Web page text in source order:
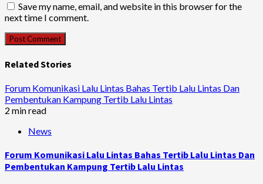
Save my name, email, and website in this browser for the
next time I comment.
Related Stories
Forum Komunikasi Lalu Lintas Bahas Tertib Lalu Lintas Dan
Pembentukan Kampung Tertib Lalu Lintas
2 min read
News
Forum Komunikasi Lalu Lintas Bahas Tertib Lalu Lintas Dan
Pembentukan Kampung Tertib Lalu Lintas